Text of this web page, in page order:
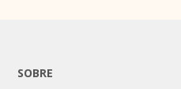
SOBRE